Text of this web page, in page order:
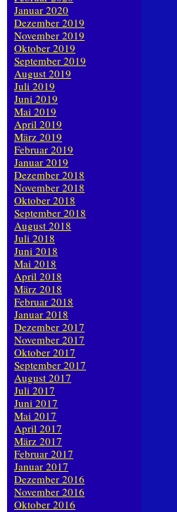
Januar 2020
Dezember 2019
November 2019
Oktober 2019
September 2019
August 2019
Juli 2019
Juni 2019
Mai 2019
April 2019
März 2019
Februar 2019
Januar 2019
Dezember 2018
November 2018
Oktober 2018
September 2018
August 2018
Juli 2018
Juni 2018
Mai 2018
April 2018
März 2018
Februar 2018
Januar 2018
Dezember 2017
November 2017
Oktober 2017
September 2017
August 2017
Juli 2017
Juni 2017
Mai 2017
April 2017
März 2017
Februar 2017
Januar 2017
Dezember 2016
November 2016
Oktober 2016